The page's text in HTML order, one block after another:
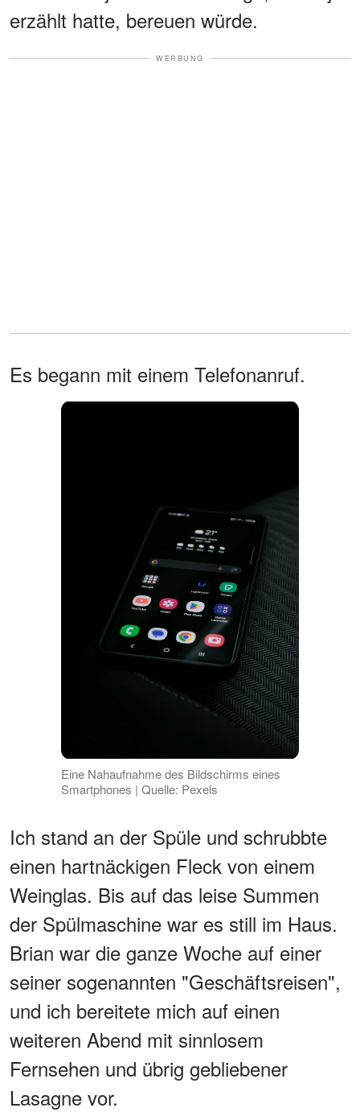
erzählt hatte, bereuen würde.
WERBUNG
Es begann mit einem Telefonanruf.
Eine Nahaufnahme des Bildschirms eines
Smartphones | Quelle: Pexels
Ich stand an der Spüle und schrubbte
einen hartnäckigen Fleck von einem
Weinglas. Bis auf das leise Summen
der Spülmaschine war es still im Haus.
Brian war die ganze Woche auf einer
seiner sogenannten "Geschäftsreisen",
und ich bereitete mich auf einen
weiteren Abend mit sinnlosem
Fernsehen und übrig gebliebener
Lasagne vor.